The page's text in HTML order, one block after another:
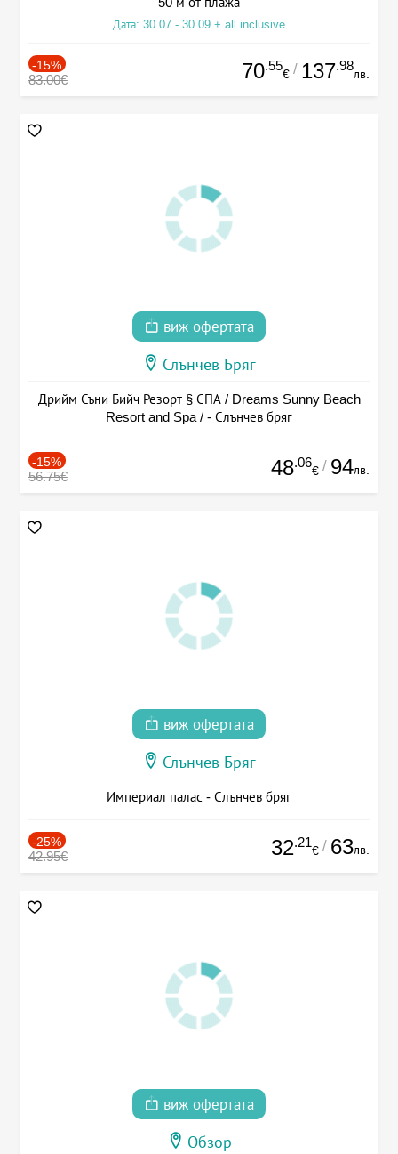
Дата: 30.07 - 30.09 + all inclusive
-15%
83.00€ 70.55
€ / 137.98
лв.
виж офертата
Слънчев Бряг
Дрийм Съни Бийч Резорт § СПА / Dreams Sunny Beach
Resort and Spa / - Слънчев бряг
-15%
56.75€ 48.06
€ / 94лв.
виж офертата
Слънчев Бряг
Империал палас - Слънчев бряг
-25%
42.95€ 32.21
€ / 63лв.
виж офертата
Обзор